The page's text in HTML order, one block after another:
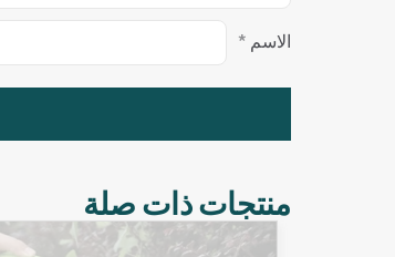
الاسم *
منتجات ذات صلة